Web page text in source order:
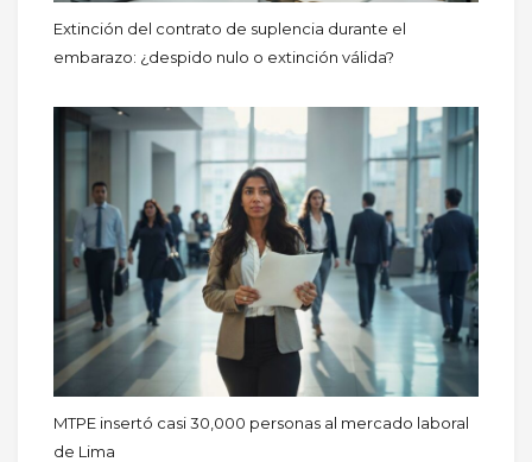
Extinción del contrato de suplencia durante el
embarazo: ¿despido nulo o extinción válida?
MTPE insertó casi 30,000 personas al mercado laboral
de Lima